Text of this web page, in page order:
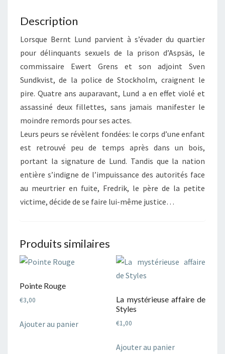
Description
Lorsque Bernt Lund parvient à s’évader du quartier
pour délinquants sexuels de la prison d’Aspsäs, le
commissaire Ewert Grens et son adjoint Sven
Sundkvist, de la police de Stockholm, craignent le
pire. Quatre ans auparavant, Lund a en effet violé et
assassiné deux fillettes, sans jamais manifester le
moindre remords pour ses actes.
Leurs peurs se révèlent fondées: le corps d’une enfant
est retrouvé peu de temps après dans un bois,
portant la signature de Lund. Tandis que la nation
entière s’indigne de l’impuissance des autorités face
au meurtrier en fuite, Fredrik, le père de la petite
victime, décide de se faire lui-même justice…
Produits similaires
Pointe Rouge
€3,00
Ajouter au panier
La mystérieuse affaire de
Styles
€1,00
Ajouter au panier